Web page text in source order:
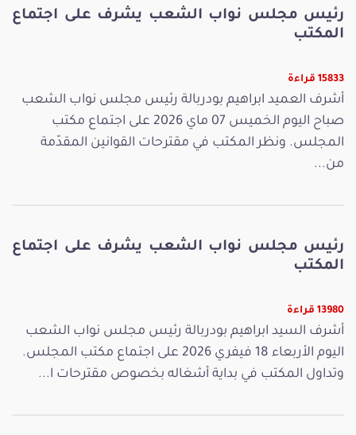
رئيس مجلس نواب الشعب يشرف على اجتماع
المكتب
15833 قراءة
أشرف العميد ابراهيم بودربالة رئيس مجلس نواب الشعب
صباح اليوم الخميس 07 ماي 2026 على اجتماع مكتب
المجلس. ونظر المكتب في مقترحات القوانين المقدّمة
من...
رئيس مجلس نواب الشعب يشرف على اجتماع
المكتب
13980 قراءة
أشرف السيد ابراهيم بودربالة رئيس مجلس نواب الشعب
اليوم الأربعاء 18 فيفري 2026 على اجتماع مكتب المجلس.
وتداول المكتب في بداية أشغاله بخصوص مقترحات ا...